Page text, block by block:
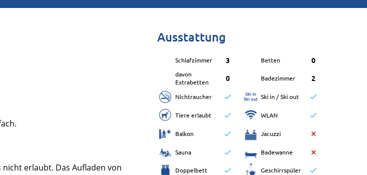
erlaubt. Das Aufladen von
Ausstattung
Schlafzimmer 3 Betten 0
davon
Extrabetten
0 Badezimmer 2
Nichtraucher Ski in / Ski out
Tiere erlaubt WLAN
Balkon Jacuzzi
Sauna Badewanne
Doppelbett Geschirrspüler